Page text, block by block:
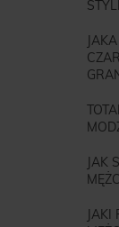
JAK
JAKI